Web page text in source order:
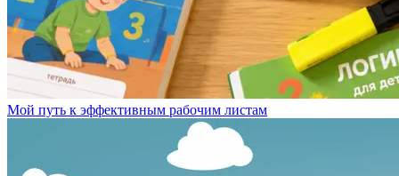
Мой путь к эффективным рабочим листам